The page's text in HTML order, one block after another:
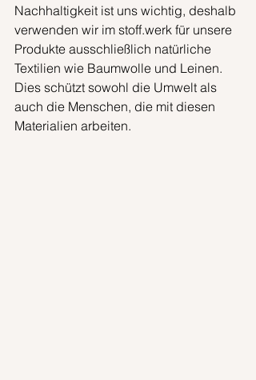
Nachhaltigkeit ist uns wichtig, deshalb
verwenden wir im stoff.werk für unsere
Produkte ausschließlich natürliche
Textilien wie Baumwolle und Leinen.
Dies schützt sowohl die Umwelt als
auch die Menschen, die mit diesen
Materialien arbeiten.